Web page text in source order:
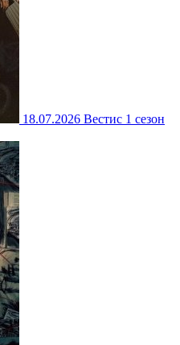
18.07.2026 Вестис 1 сезон